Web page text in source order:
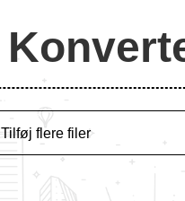
Tilføj flere filer